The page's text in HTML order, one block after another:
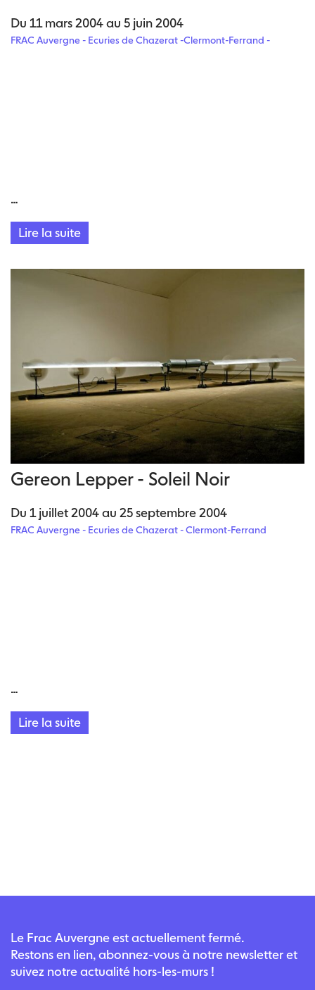
Du 11 mars 2004 au 5 juin 2004
FRAC Auvergne - Ecuries de Chazerat -Clermont-Ferrand -
…
Lire la suite
Gereon Lepper - Soleil Noir
Du 1 juillet 2004 au 25 septembre 2004
FRAC Auvergne - Ecuries de Chazerat - Clermont-Ferrand
…
Lire la suite
Le Frac Auvergne est actuellement fermé.
Restons en lien, abonnez-vous à notre newsletter et
suivez notre actualité hors-les-murs !